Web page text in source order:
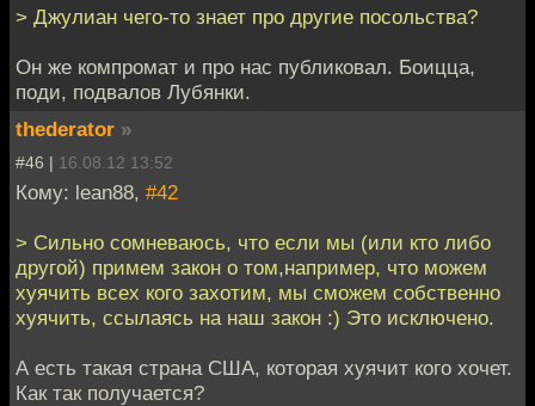
> Джулиан чего-то знает про другие посольства?
Он же компромат и про нас публиковал. Боицца,
поди, подвалов Лубянки.
thederator »
#46 | 16.08.12 13:52
Кому: lean88, #42
> Сильно сомневаюсь, что если мы (или кто либо
другой) примем закон о том,например, что можем
хуячить всех кого захотим, мы сможем собственно
хуячить, ссылаясь на наш закон :) Это исключено.
А есть такая страна США, которая хуячит кого хочет.
Как так получается?